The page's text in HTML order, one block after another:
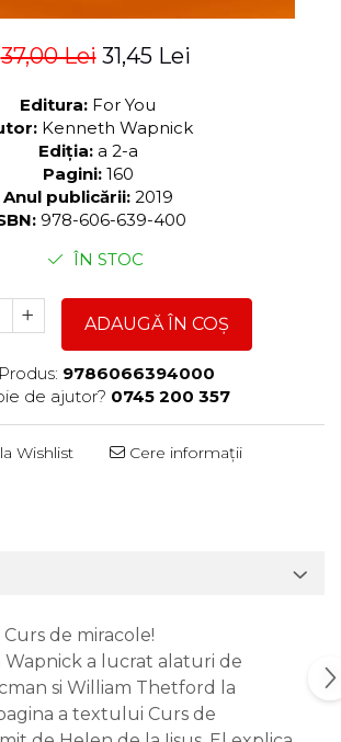
37,00 Lei 31,45 Lei
Editura: For You
Kenneth Wapnick
Ediția: a 2-a
Pagini: 160
Anul publicării: 2019
978-606-639-400
ÎN STOC
ADAUGĂ ÎN COȘ
9786066394000
de ajutor? 0745 200 357
Wishlist Cere informații
de miracole!
Wapnick a lucrat alaturi de
si William Thetford la
a textului Curs de